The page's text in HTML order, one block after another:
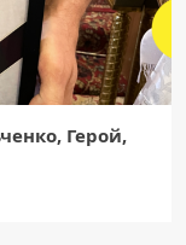
Герой,